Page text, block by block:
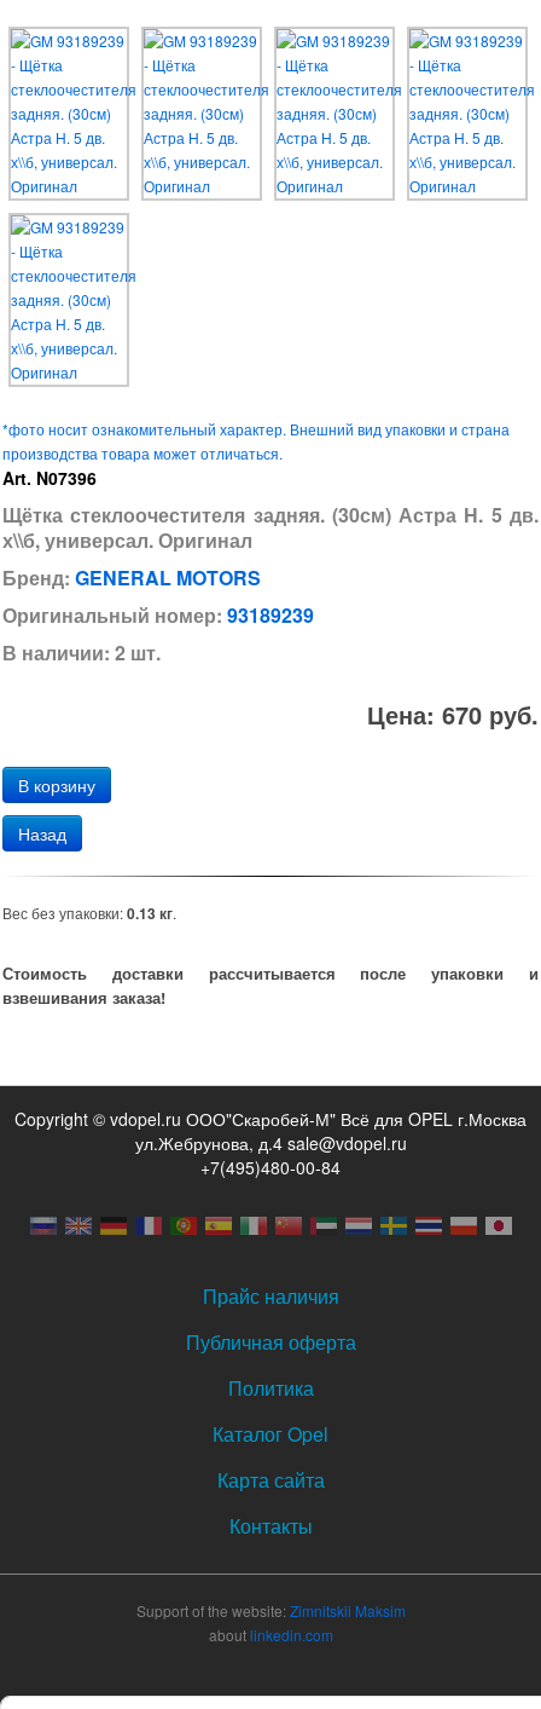
*фото носит ознакомительный характер. Внешний вид упаковки и страна
производства товара может отличаться.
Art. N07396
Щётка стеклоочестителя задняя. (30см) Астра H. 5 дв.
х\\б, универсал. Оригинал
Бренд: GENERAL MOTORS
Оригинальный номер: 93189239
В наличии: 2 шт.
Цена: 670 руб.
Назад
Вес без упаковки:0.13 кг.
Стоимость доставки рассчитывается после упаковки и
взвешивания заказа!
Copyright © vdopel.ru ООО"Скаробей-М" Всё для OPEL г.Москва
ул.Жебрунова, д.4 sale@vdopel.ru
+7(495)480-00-84
Прайс наличия
Публичная оферта
Политика
Каталог Opel
Карта сайта
Контакты
Support of the website:Zimnitskii Maksim
aboutlinkedin.com